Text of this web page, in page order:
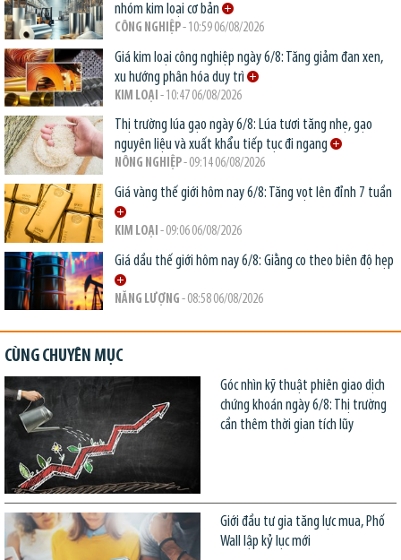
nhóm kim loại cơ bản
CÔNG NGHIỆP- 10:59 06/08/2026
Giá kim loại công nghiệp ngày 6/8: Tăng giảm đan xen,
xu hướng phân hóa duy trì
KIM LOẠI - 10:47 06/08/2026
Thị trường lúa gạo ngày 6/8: Lúa tươi tăng nhẹ, gạo
nguyên liệu và xuất khẩu tiếp tục đi ngang
NÔNG NGHIỆP- 09:14 06/08/2026
Giá vàng thế giới hôm nay 6/8: Tăng vọt lên đỉnh 7 tuần
KIM LOẠI - 09:06 06/08/2026
Giá dầu thế giới hôm nay 6/8: Giằng co theo biên độ hẹp
NĂNG LƯỢNG - 08:58 06/08/2026
CÙNG CHUYÊN MỤC
Góc nhìn kỹ thuật phiên giao dịch
chứng khoán ngày 6/8: Thị trường
cần thêm thời gian tích lũy
Giới đầu tư gia tăng lực mua, Phố
Wall lập kỷ lục mới